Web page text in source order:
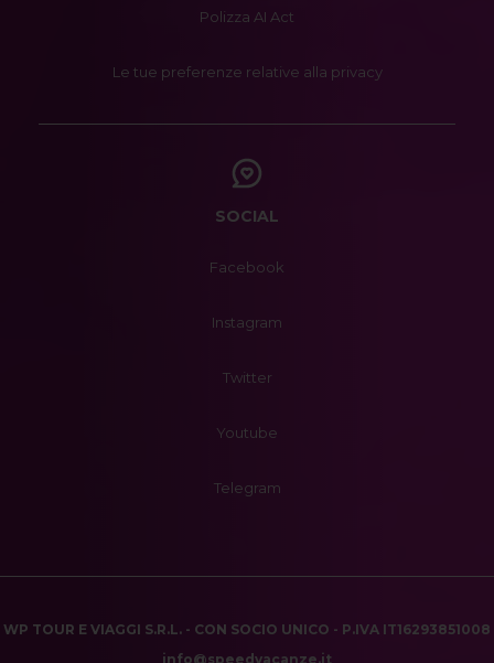
Polizza AI Act
Le tue preferenze relative alla privacy
SOCIAL
Facebook
Instagram
Twitter
Youtube
Telegram
WP TOUR E VIAGGI S.R.L. - CON SOCIO UNICO - P.IVA IT16293851008
info@speedvacanze.it